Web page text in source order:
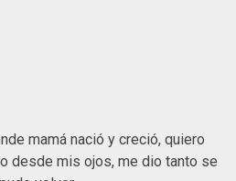
mamá nació y creció, quiero
desde mis ojos, me dio tanto se